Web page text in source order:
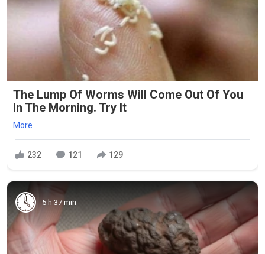
The Lump Of Worms Will Come Out Of You
In The Morning. Try It
More
232 121 129
5 h 37 min